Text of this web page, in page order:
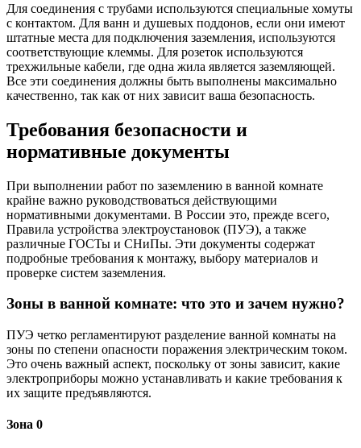
Для соединения с трубами используются специальные хомуты
с контактом. Для ванн и душевых поддонов, если они имеют
штатные места для подключения заземления, используются
соответствующие клеммы. Для розеток используются
трехжильные кабели, где одна жила является заземляющей.
Все эти соединения должны быть выполнены максимально
качественно, так как от них зависит ваша безопасность.
Требования безопасности и
нормативные документы
При выполнении работ по заземлению в ванной комнате
крайне важно руководствоваться действующими
нормативными документами. В России это, прежде всего,
Правила устройства электроустановок (ПУЭ), а также
различные ГОСТы и СНиПы. Эти документы содержат
подробные требования к монтажу, выбору материалов и
проверке систем заземления.
Зоны в ванной комнате: что это и зачем нужно?
ПУЭ четко регламентируют разделение ванной комнаты на
зоны по степени опасности поражения электрическим током.
Это очень важный аспект, поскольку от зоны зависит, какие
электроприборы можно устанавливать и какие требования к
их защите предъявляются.
Зона 0